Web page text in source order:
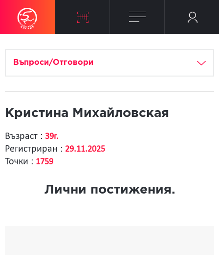
Въпроси/Отговори
Кристина Михайловская
Възраст : 39г.
Регистриран : 29.11.2025
Точки : 1759
Лични постижения.